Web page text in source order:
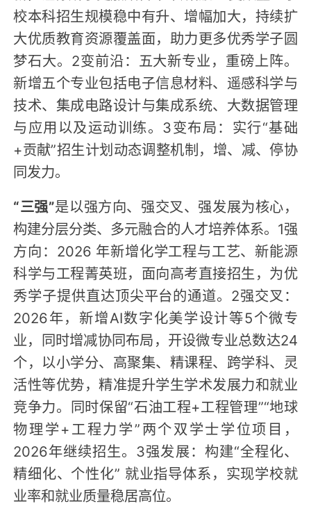
校本科招生规模稳中有升、增幅加大，持续扩
大优质教育资源覆盖面，助力更多优秀学子圆
梦石大。2变前沿：五大新专业，重磅上阵。
新增五个专业包括电子信息材料、遥感科学与
技术、集成电路设计与集成系统、大数据管理
与应用以及运动训练。3变布局：实行“基础
+贡献”招生计划动态调整机制，增、减、停协
同发力。
“三强”是以强方向、强交叉、强发展为核心，
构建分层分类、多元融合的人才培养体系。1强
方向：2026 年新增化学工程与工艺、新能源
科学与工程菁英班，面向高考直接招生，为优
秀学子提供直达顶尖平台的通道。2强交叉：
2026年，新增AI数字化美学设计等5个微专
业，同时增减协同布局，开设微专业总数达24
个，以小学分、高聚集、精课程、跨学科、灵
活性等优势，精准提升学生学术发展力和就业
竞争力。同时保留“石油工程+工程管理”“地球
物理学+工程力学”两个双学士学位项目，
2026年继续招生。3强发展：构建“全程化、
精细化、个性化” 就业指导体系，实现学校就
业率和就业质量稳居高位。